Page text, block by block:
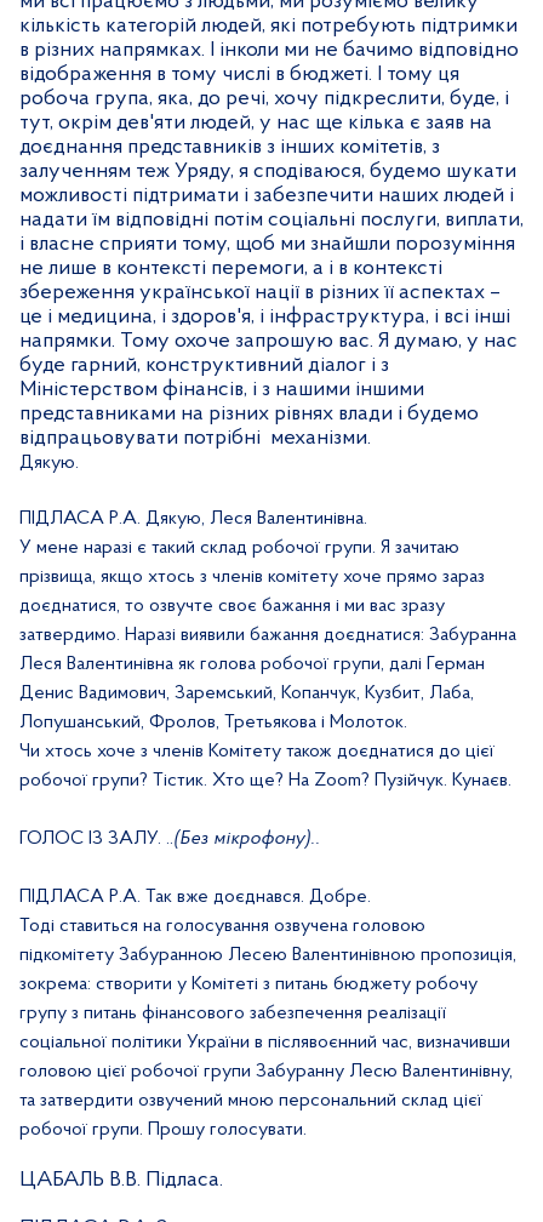
кількість категорій людей, які потребують підтримки
в різних напрямках. І інколи ми не бачимо відповідно
відображення в тому числі в бюджеті. І тому ця
робоча група, яка, до речі, хочу підкреслити, буде, і
тут, окрім дев'яти людей, у нас ще кілька є заяв на
доєднання представників з інших комітетів, з
залученням теж Уряду, я сподіваюся, будемо шукати
можливості підтримати і забезпечити наших людей і
надати їм відповідні потім соціальні послуги, виплати,
і власне сприяти тому, щоб ми знайшли порозуміння
не лише в контексті перемоги, а і в контексті
збереження української нації в різних її аспектах –
це і медицина, і здоров'я, і інфраструктура, і всі інші
напрямки. Тому охоче запрошую вас. Я думаю, у нас
буде гарний, конструктивний діалог і з
Міністерством фінансів, і з нашими іншими
представниками на різних рівнях влади і будемо
відпрацьовувати потрібні механізми.
Дякую.
ПІДЛАСА Р.А. Дякую, Леся Валентинівна.
У мене наразі є такий склад робочої групи. Я зачитаю
прізвища, якщо хтось з членів комітету хоче прямо зараз
доєднатися, то озвучте своє бажання і ми вас зразу
затвердимо. Наразі виявили бажання доєднатися: Забуранна
Леся Валентинівна як голова робочої групи, далі Герман
Денис Вадимович, Заремський, Копанчук, Кузбит, Лаба,
Лопушанський, Фролов, Третьякова і Молоток.
Чи хтось хоче з членів Комітету також доєднатися до цієї
робочої групи? Тістик. Хто ще? На Zoom? Пузійчук. Кунаєв.
ГОЛОС ІЗ ЗАЛУ. ..(Без мікрофону)..
ПІДЛАСА Р.А. Так вже доєднався. Добре.
Тоді ставиться на голосування озвучена головою
підкомітету Забуранною Лесею Валентинівною пропозиція,
зокрема: створити у Комітеті з питань бюджету робочу
групу з питань фінансового забезпечення реалізації
соціальної політики України в післявоєнний час, визначивши
головою цієї робочої групи Забуранну Лесю Валентинівну,
та затвердити озвучений мною персональний склад цієї
робочої групи. Прошу голосувати.
ЦАБАЛЬ В.В. Підласа.